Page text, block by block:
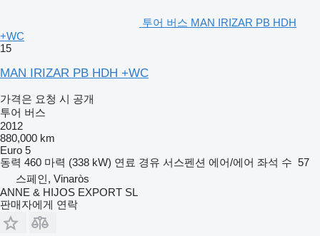
투어 버스 MAN IRIZAR PB HDH
+WC
15
MAN IRIZAR PB HDH +WC
가격은 요청 시 공개
투어 버스
2012
880,000 km
Euro 5
동력 460 마력 (338 kW) 연료 경유 서스펜션 에어/에어 좌석 수 57
스페인, Vinaròs
ANNE & HIJOS EXPORT SL
판매자에게 연락